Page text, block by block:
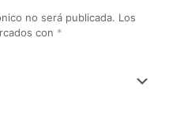
no será publicada. Los
con *